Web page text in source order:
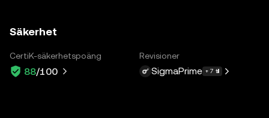
Säkerhet
CertiK-säkerhetspoäng
88/100
Revisioner
SigmaPrime + 7 till